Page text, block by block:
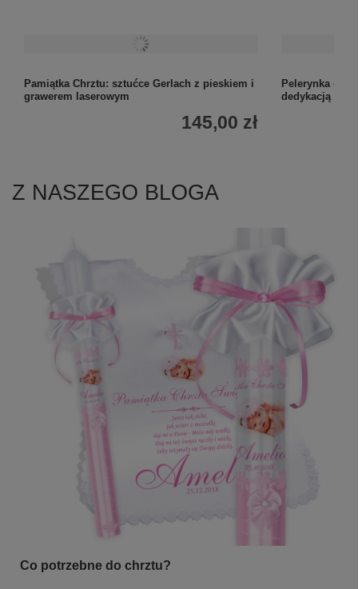
Pamiątka Chrztu: sztućce Gerlach z pieskiem i
grawerem laserowym
145,00 zł
Pelerynka do
dedykacją lub
Z NASZEGO BLOGA
Co potrzebne do chrztu?